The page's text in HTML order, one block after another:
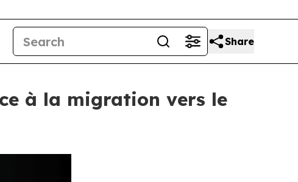
Share
à la migration vers le